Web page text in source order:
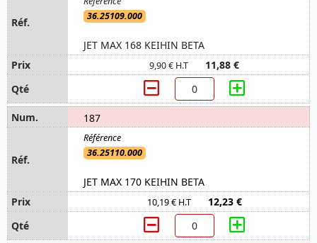
36.25109.000
JET MAX 168 KEIHIN BETA
9,90 € H.T 11,88 €
187
36.25110.000
JET MAX 170 KEIHIN BETA
10,19 € H.T 12,23 €